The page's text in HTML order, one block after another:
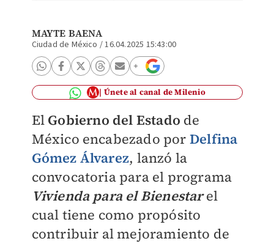
MAYTE BAENA
Ciudad de México /16.04.2025 15:43:00
Únete al canal de Milenio
ElGobierno del Estado de
México encabezado por Delfina
Gómez Álvarez, lanzó la
convocatoria para el programa
Vivienda para el Bienestarel
cual tiene como propósito
contribuir al mejoramiento de